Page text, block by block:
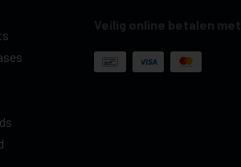
Veilig online betalen met: